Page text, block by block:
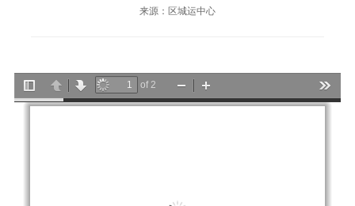
来源：区城运中心